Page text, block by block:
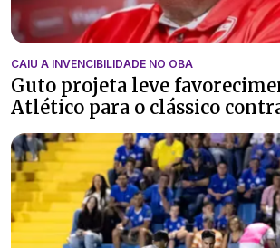
CAIU A INVENCIBILIDADE NO OBA
Guto projeta leve
Atlético para o clássico